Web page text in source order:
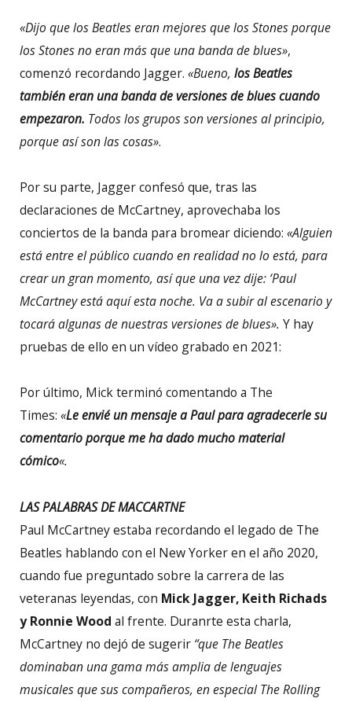
«Dijo que los Beatles eran mejores que los Stones porque
los Stones no eran más que una banda de blues»,
comenzó recordando Jagger. «Bueno, los Beatles
también eran una banda de versiones de blues cuando
empezaron. Todos los grupos son versiones al principio,
porque así son las cosas».
Por su parte, Jagger confesó que, tras las
declaraciones de McCartney, aprovechaba los
conciertos de la banda para bromear diciendo: «Alguien
está entre el público cuando en realidad no lo está, para
crear un gran momento, así que una vez dije: ‘Paul
McCartney está aquí esta noche. Va a subir al escenario y
tocará algunas de nuestras versiones de blues». Y hay
pruebas de ello en un vídeo grabado en 2021:
Por último, Mick terminó comentando a The
Times: «Le envié un mensaje a Paul para agradecerle su
comentario porque me ha dado mucho material
cómico«.
LAS PALABRAS DE MACCARTNE
Paul McCartney estaba recordando el legado de The
Beatles hablando con el New Yorker en el año 2020,
cuando fue preguntado sobre la carrera de las
veteranas leyendas, con Mick Jagger, Keith Richads
y Ronnie Wood al frente. Duranrte esta charla,
McCartney no dejó de sugerir “que The Beatles
dominaban una gama más amplia de lenguajes
musicales que sus compañeros, en especial The Rolling